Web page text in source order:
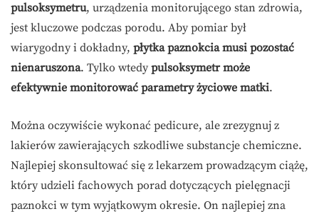
pulsoksymetru, urządzenia monitorującego stan zdrowia,
jest kluczowe podczas porodu. Aby pomiar był
wiarygodny i dokładny, płytka paznokcia musi pozostać
nienaruszona. Tylko wtedy pulsoksymetr może
efektywnie monitorować parametry życiowe matki.
Można oczywiście wykonać pedicure, ale zrezygnuj z
lakierów zawierających szkodliwe substancje chemiczne.
Najlepiej skonsultować się z lekarzem prowadzącym ciążę,
który udzieli fachowych porad dotyczących pielęgnacji
paznokci w tym wyjątkowym okresie. On najlepiej zna